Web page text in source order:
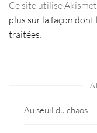
Ce site utilise
plus sur la façon
traitées.
Au seuil du chaos